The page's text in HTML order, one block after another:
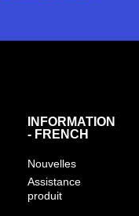
INFORMATION
- FRENCH
Nouvelles
Assistance
produit